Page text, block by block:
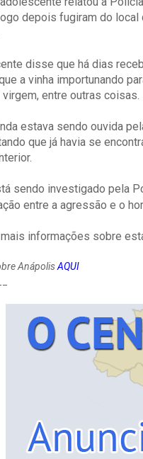
depois fugiram do
disse que há dias
a vinha importunando
virgem, entre outras coisas.
estava sendo ouvida
que já havia se
sendo investigado pela
entre a agressão e o
informações sobre
AnápolisAQUI